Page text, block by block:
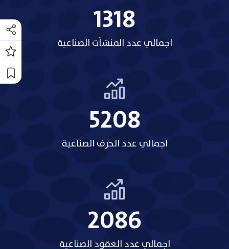
1318
اجمالي عدد المنشآت الصناعية
5208
اجمالي عدد الحرف الصناعية
2158
اجمالي عدد العقود الصناعية